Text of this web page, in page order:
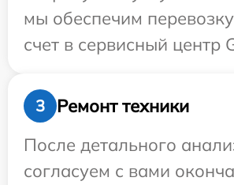
мы обеспечим
счет в сервисный центр
3
Ремонт техники
После детального
согласуем с вами